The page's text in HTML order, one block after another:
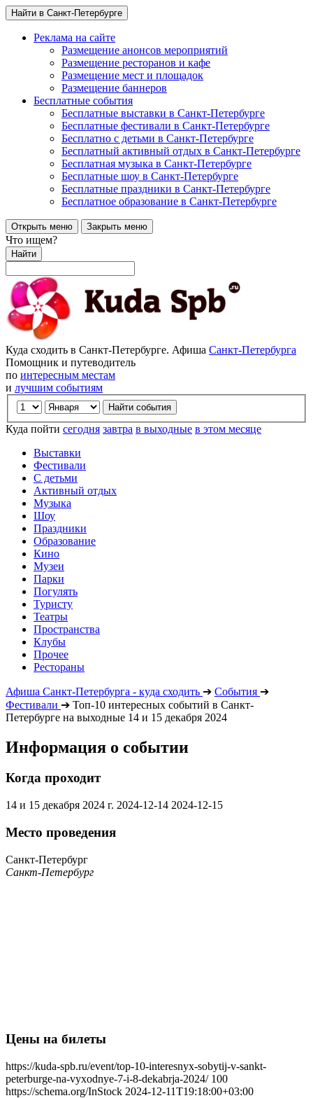
Найти в Санкт-Петербурге
Реклама на сайте
Размещение анонсов мероприятий
Размещение ресторанов и кафе
Размещение мест и площадок
Размещение баннеров
Бесплатные события
Бесплатные выставки в Санкт-Петербурге
Бесплатные фестивали в Санкт-Петербурге
Бесплатно с детьми в Санкт-Петербурге
Бесплатный активный отдых в Санкт-Петербурге
Бесплатная музыка в Санкт-Петербурге
Бесплатные шоу в Санкт-Петербурге
Бесплатные праздники в Санкт-Петербурге
Бесплатное образование в Санкт-Петербурге
Открыть меню Закрыть меню
Что ищем?
Найти
Куда сходить в Санкт-Петербурге. Афиша Санкт-Петербурга
Помощник и путеводитель
по интересным местам
и лучшим событиям
Куда пойти сегодня завтра в выходные в этом месяце
Выставки
Фестивали
С детьми
Активный отдых
Музыка
Шоу
Праздники
Образование
Кино
Музеи
Парки
Погулять
Туристу
Театры
Пространства
Клубы
Прочее
Рестораны
Афиша Санкт-Петербурга - куда сходить ➔ События ➔
Фестивали ➔ Топ-10 интересных событий в Санкт-
Петербурге на выходные 14 и 15 декабря 2024
Информация о событии
Когда проходит
14 и 15 декабря 2024 г. 2024-12-14 2024-12-15
Место проведения
Санкт-Петербург
Санкт-Петербург
Цены на билеты
https://kuda-spb.ru/event/top-10-interesnyx-sobytij-v-sankt-
peterburge-na-vyxodnye-7-i-8-dekabrja-2024/ 100
https://schema.org/InStock 2024-12-11T19:18:00+03:00